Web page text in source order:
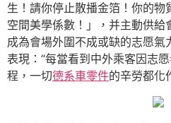
生！請你停止散播金箔！你的物
空間美學係數！」，并主動供給
成為會場外圍不成或缺的志愿
表現：“每當看到中外乘客因志
程，一切德系車零件的辛勞都化